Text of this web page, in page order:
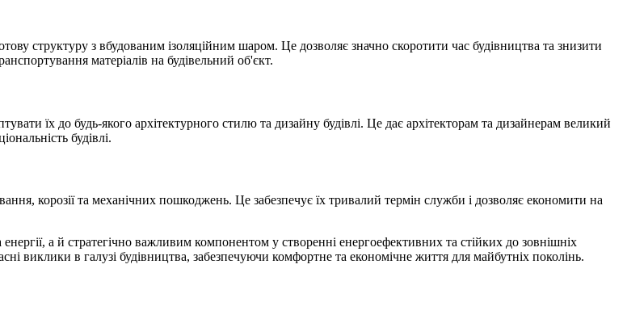
структуру з вбудованим ізоляційним шаром. Це дозволяє значно скоротити час будівництва та знизити
матеріалів на будівельний об'єкт.
їх до будь-якого архітектурного стилю та дизайну будівлі. Це дає архітекторам та дизайнерам великий
будівлі.
корозії та механічних пошкоджень. Це забезпечує їх тривалий термін служби і дозволяє економити на
а й стратегічно важливим компонентом у створенні енергоефективних та стійких до зовнішніх
виклики в галузі будівництва, забезпечуючи комфортне та економічне життя для майбутніх поколінь.